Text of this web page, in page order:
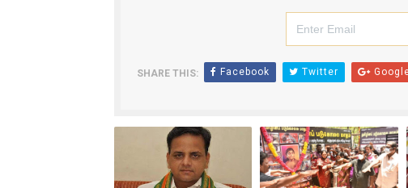
SHARE THIS: Facebook Twitter